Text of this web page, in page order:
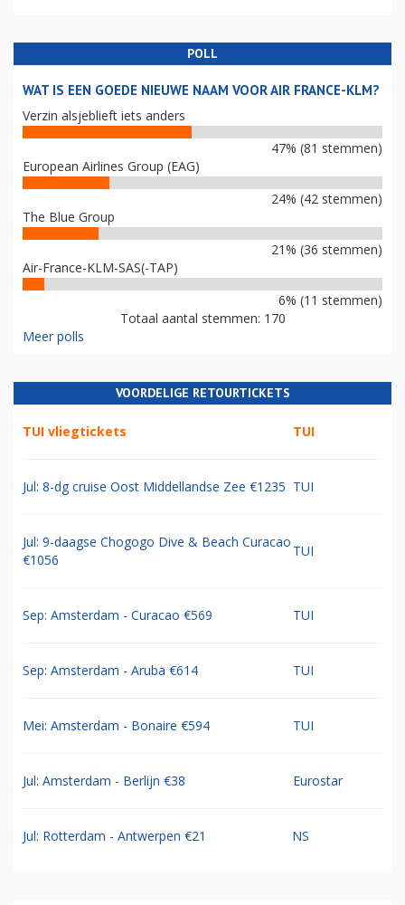
POLL
WAT IS EEN GOEDE NIEUWE NAAM VOOR AIR FRANCE-KLM?
Verzin alsjeblieft iets anders
47% (81 stemmen)
European Airlines Group (EAG)
24% (42 stemmen)
The Blue Group
21% (36 stemmen)
Air-France-KLM-SAS(-TAP)
6% (11 stemmen)
Totaal aantal stemmen: 170
Meer polls
VOORDELIGE RETOURTICKETS
TUI vliegtickets TUI
Jul: 8-dg cruise Oost Middellandse Zee €1235 TUI
Jul: 9-daagse Chogogo Dive & Beach Curacao
€1056
TUI
Sep: Amsterdam - Curacao €569 TUI
Sep: Amsterdam - Aruba €614 TUI
Mei: Amsterdam - Bonaire €594 TUI
Jul: Amsterdam - Berlijn €38 Eurostar
Jul: Rotterdam - Antwerpen €21 NS